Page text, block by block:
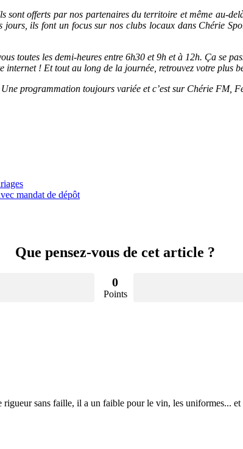
sont offerts par nos partenaires du territoire et même au-
ils font un focus sur nos clubs locaux dans Chérie
toutes les demi-heures entre 6h30 et 9h et à 12h. Ça se
internet ! Et tout au long de la journée, retrouvez votre plus
programmation toujours variée et c’est sur Chérie FM,
mandat de dépôt
Que pensez-vous de cet article ?
0
Points
sans faille, il a un faible pour le vin, les uniformes...